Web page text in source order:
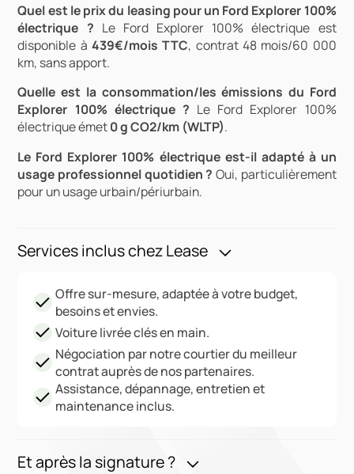
Quel est le prix du leasing pour un Ford Explorer 100%
électrique ? Le Ford Explorer 100% électrique est
disponible à439€/mois TTC, contrat 48 mois/60 000
km, sans apport.
Quelle est la consommation/les émissions du Ford
Explorer 100% électrique ? Le Ford Explorer 100%
électrique émet0 g CO2/km (WLTP).
Le Ford Explorer 100% électrique est-il adapté à un
usage professionnel quotidien ? Oui, particulièrement
pour un usage urbain/périurbain.
Services inclus chez Lease
Offre sur-mesure, adaptée à votre budget,
besoins et envies.
Voiture livrée clés en main.
Négociation par notre courtier du meilleur
contrat auprès de nos partenaires.
Assistance, dépannage, entretien et
maintenance inclus.
Et après la signature ?